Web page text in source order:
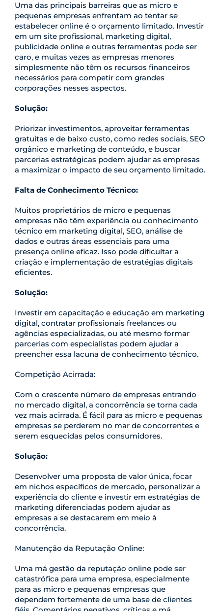
Uma das principais barreiras que as micro e
pequenas empresas enfrentam ao tentar se
estabelecer online é o orçamento limitado. Investir
em um site profissional, marketing digital,
publicidade online e outras ferramentas pode ser
caro, e muitas vezes as empresas menores
simplesmente não têm os recursos financeiros
necessários para competir com grandes
corporações nesses aspectos.
Solução:
Priorizar investimentos, aproveitar ferramentas
gratuitas e de baixo custo, como redes sociais, SEO
orgânico e marketing de conteúdo, e buscar
parcerias estratégicas podem ajudar as empresas
a maximizar o impacto de seu orçamento limitado.
Falta de Conhecimento Técnico:
Muitos proprietários de micro e pequenas
empresas não têm experiência ou conhecimento
técnico em marketing digital, SEO, análise de
dados e outras áreas essenciais para uma
presença online eficaz. Isso pode dificultar a
criação e implementação de estratégias digitais
eficientes.
Solução:
Investir em capacitação e educação em marketing
digital, contratar profissionais freelances ou
agências especializadas, ou até mesmo formar
parcerias com especialistas podem ajudar a
preencher essa lacuna de conhecimento técnico.
Competição Acirrada:
Com o crescente número de empresas entrando
no mercado digital, a concorrência se torna cada
vez mais acirrada. É fácil para as micro e pequenas
empresas se perderem no mar de concorrentes e
serem esquecidas pelos consumidores.
Solução:
Desenvolver uma proposta de valor única, focar
em nichos específicos de mercado, personalizar a
experiência do cliente e investir em estratégias de
marketing diferenciadas podem ajudar as
empresas a se destacarem em meio à
concorrência.
Manutenção da Reputação Online:
Uma má gestão da reputação online pode ser
catastrófica para uma empresa, especialmente
para as micro e pequenas empresas que
dependem fortemente de uma base de clientes